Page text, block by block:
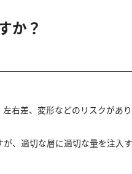
か？
右差、変形などのリスクがあり
、適切な層に適切な量を注入